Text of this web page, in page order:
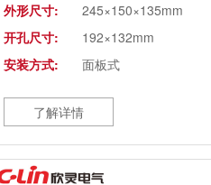
外形尺寸:
245×150×135mm
开孔尺寸:
192×132mm
安装方式:
面板式
了解详情